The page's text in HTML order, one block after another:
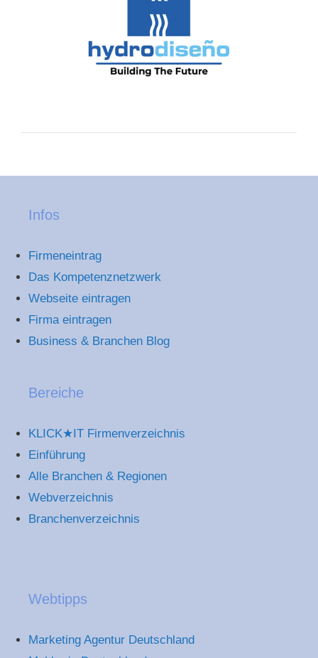
Infos
Firmeneintrag
Das Kompetenznetzwerk
Webseite eintragen
Firma eintragen
Business & Branchen Blog
Bereiche
KLICK★IT Firmenverzeichnis
Einführung
Alle Branchen & Regionen
Webverzeichnis
Branchenverzeichnis
Webtipps
Marketing Agentur Deutschland